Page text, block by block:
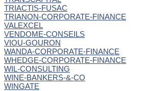
TRIACTIS-FUSAC
TRIANON-CORPORATE-FINANCE
VALEXCEL
VENDOME-CONSEILS
VIOU-GOURON
WANDA-CORPORATE-FINANCE
WHEDGE-CORPORATE-FINANCE
WIL-CONSULTING
WINE-BANKERS-&-CO
WINGATE